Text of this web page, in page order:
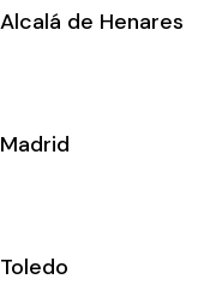
Alcalá de Henares
Madrid
Toledo